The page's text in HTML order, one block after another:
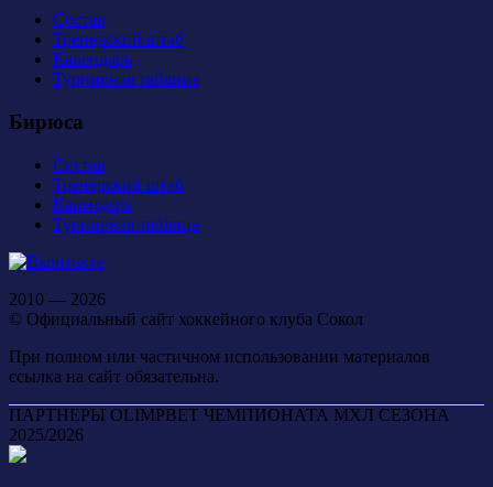
Состав
Тренерский штаб
Календарь
Турнирная таблица
Бирюса
Состав
Тренерский штаб
Календарь
Турнирная таблица
2010 — 2026
© Официальный сайт хоккейного клуба Сокол
При полном или частичном использовании материалов
ссылка на сайт обязательна.
ПАРТНЕРЫ OLIMPBET ЧЕМПИОНАТА МХЛ СЕЗОНА
2025/2026